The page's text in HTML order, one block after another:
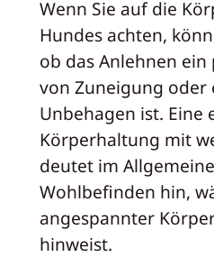
Wenn Sie auf die
Hundes achten,
ob das Anlehnen
von Zuneigung oder
Unbehagen ist. Eine
Körperhaltung mit
deutet im
Wohlbefinden hin,
angespannter
hinweist.